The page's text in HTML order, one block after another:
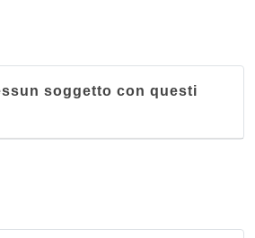
soggetto con questi